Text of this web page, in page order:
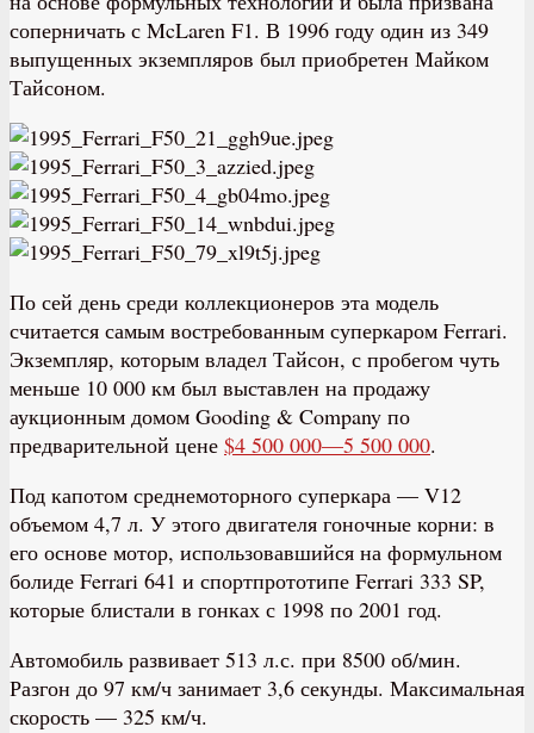
соперничать с McLaren F1. В 1996 году один из 349
выпущенных экземпляров был приобретен Майком
Тайсоном.
По сей день среди коллекционеров эта модель
считается самым востребованным суперкаром Ferrari.
Экземпляр, которым владел Тайсон, с пробегом чуть
меньше 10 000 км был выставлен на продажу
аукционным домом Gooding & Company по
предварительной цене $4 500 000—5 500 000.
Под капотом среднемоторного суперкара — V12
объемом 4,7 л. У этого двигателя гоночные корни: в
его основе мотор, использовавшийся на формульном
болиде Ferrari 641 и спортпрототипе Ferrari 333 SP,
которые блистали в гонках с 1998 по 2001 год.
Автомобиль развивает 513 л.с. при 8500 об/мин.
Разгон до 97 км/ч занимает 3,6 секунды. Максимальная
скорость — 325 км/ч.